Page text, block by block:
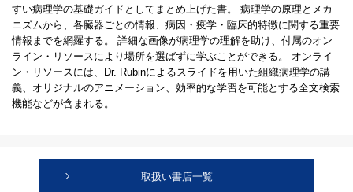
すい病理学の基礎ガイドとしてまとめ上げた書。 病理学の原理とメカ
ニズムから、各臓器ごとの情報、病因・疫学・臨床的特徴に関する重要
情報までを網羅する。 詳細な画像が病理学の理解を助け、付属のオン
ライン・リソースにより場所を選ばずに学ぶことができる。 オンライ
ン・リソースには、Dr. Rubinによるスライドを用いた組織病理学の講
義、オリジナルのアニメーション、効率的な学習を可能とする全文検索
機能などが含まれる。
取扱い書店一覧